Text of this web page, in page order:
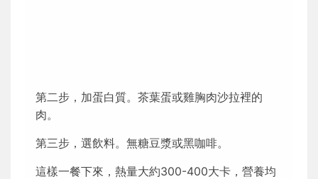
第二步，加蛋白質。茶葉蛋或雞胸肉沙拉裡的
肉。
第三步，選飲料。無糖豆漿或黑咖啡。
這樣一餐下來，熱量大約300-400大卡，營養均